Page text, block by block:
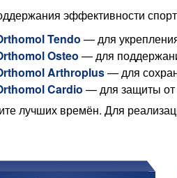
эффективности
Tendo — для
Osteo — для
Arthroplus— для
Cardio — для защиты от
лучших времён. Для